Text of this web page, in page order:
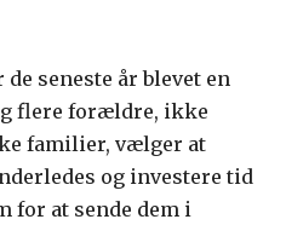
seneste år blevet en
flere forældre, ikke
familier, vælger at
og investere tid
for at sende dem i